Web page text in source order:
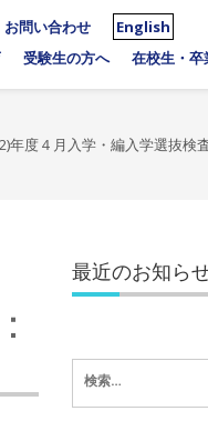
お問い合わせ English
受験生の方へ 在校生・
年度４月入学・編入学選抜検
最近のお知ら